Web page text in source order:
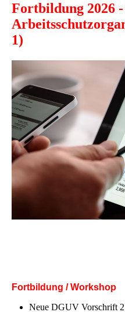
Fortbildung 2026 -
1)
Fortbildung / Workshop
Neue DGUV Vorschrift